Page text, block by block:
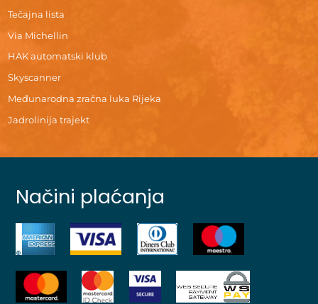
Tečajna lista
Via Michellin
HAK automatski klub
Skyscanner
Međunarodna zračna luka Rijeka
Jadrolinija trajekt
Načini plaćanja